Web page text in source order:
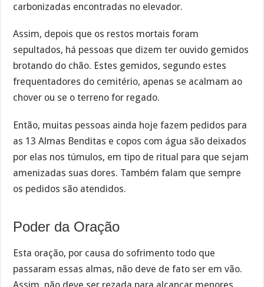
carbonizadas encontradas no elevador.
Assim, depois que os restos mortais foram
sepultados, há pessoas que dizem ter ouvido gemidos
brotando do chão. Estes gemidos, segundo estes
frequentadores do cemitério, apenas se acalmam ao
chover ou se o terreno for regado.
Então, muitas pessoas ainda hoje fazem pedidos para
as 13 Almas Benditas e copos com água são deixados
por elas nos túmulos, em tipo de ritual para que sejam
amenizadas suas dores. Também falam que sempre
os pedidos são atendidos.
Poder da Oração
Esta oração, por causa do sofrimento todo que
passaram essas almas, não deve de fato ser em vão.
Assim, não deve ser rezada para alcançar menores